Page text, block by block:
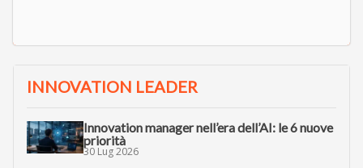
INNOVATION LEADER
Innovation manager nell’era dell’AI: le 6 nuove
priorità
30 Lug 2026